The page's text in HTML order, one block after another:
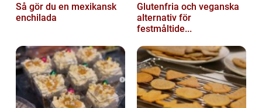
Så gör du en mexikansk
enchilada
Glutenfria och veganska
alternativ för
festmåltide...